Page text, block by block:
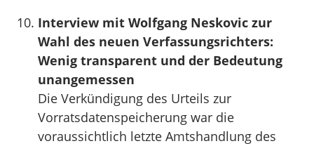
Interview mit Wolfgang Neskovic zur
Wahl des neuen Verfassungsrichters:
Wenig transparent und der Bedeutung
unangemessen
Die Verkündigung des Urteils zur
Vorratsdatenspeicherung war die
voraussichtlich letzte Amtshandlung des